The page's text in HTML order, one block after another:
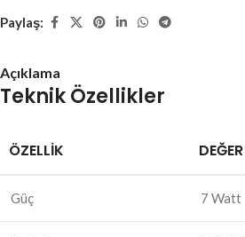
Paylaş:
Açıklama
Teknik Özellikler
ÖZELLIK DEĞER
Güç 7 Watt